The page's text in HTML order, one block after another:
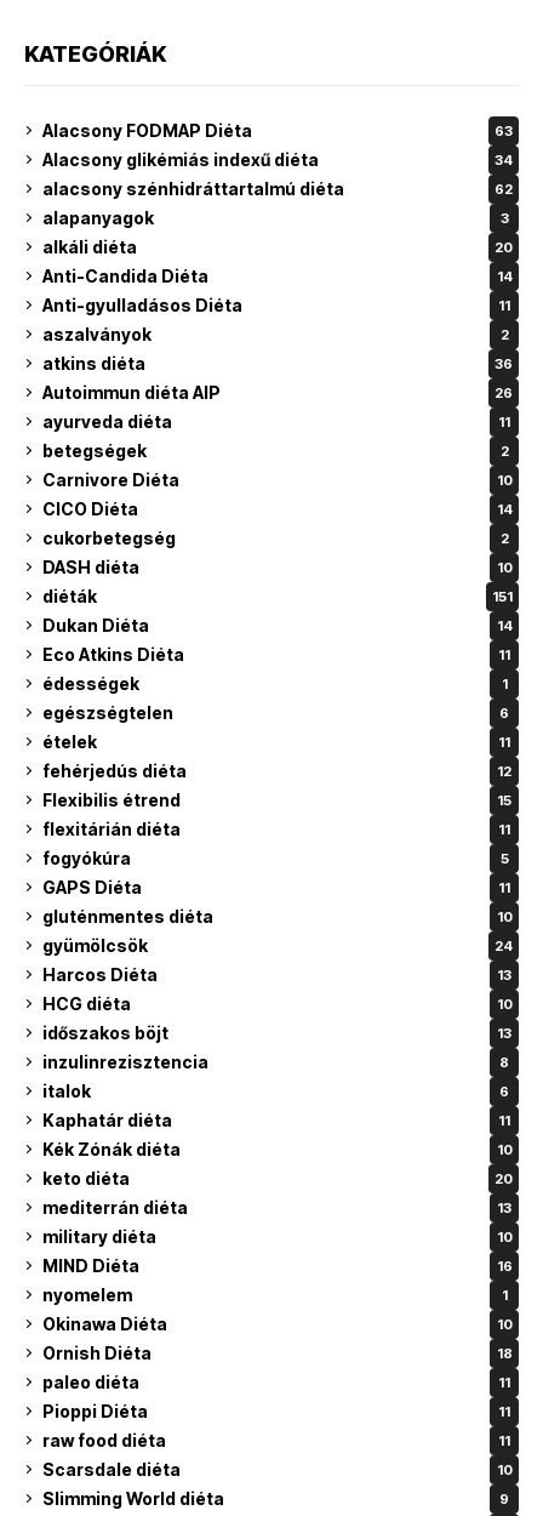
KATEGÓRIÁK
Alacsony FODMAP Diéta 63
Alacsony glikémiás indexű diéta 34
alacsony szénhidráttartalmú diéta 62
alapanyagok 3
alkáli diéta 20
Anti-Candida Diéta 14
Anti-gyulladásos Diéta 11
aszalványok 2
atkins diéta 36
Autoimmun diéta AIP 26
ayurveda diéta 11
betegségek 2
Carnivore Diéta 10
CICO Diéta 14
cukorbetegség 2
DASH diéta 10
diéták 151
Dukan Diéta 14
Eco Atkins Diéta 11
édességek 1
egészségtelen 6
ételek 11
fehérjedús diéta 12
Flexibilis étrend 15
flexitárián diéta 11
fogyókúra 5
GAPS Diéta 11
gluténmentes diéta 10
gyümölcsök 24
Harcos Diéta 13
HCG diéta 10
időszakos böjt 13
inzulinrezisztencia 8
italok 6
Kaphatár diéta 11
Kék Zónák diéta 10
keto diéta 20
mediterrán diéta 13
military diéta 10
MIND Diéta 16
nyomelem 1
Okinawa Diéta 10
Ornish Diéta 18
paleo diéta 11
Pioppi Diéta 11
raw food diéta 11
Scarsdale diéta 10
Slimming World diéta 9